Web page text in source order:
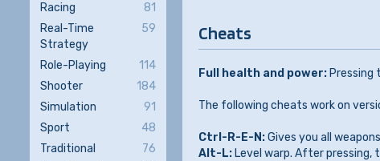
Cheats
Full health and power: Pressing
The following cheats work on
Ctrl-R-E-N:Gives you all
Alt-L: Level warp. After
Racing
81
Real-Time
Strategy
59
Role-Playing
114
Shooter
184
Simulation
91
Sport
48
Traditional
76